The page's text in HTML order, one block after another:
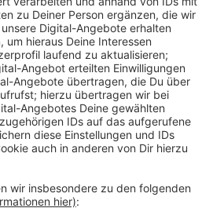
der Innenstadt für immer zu. Der
James Bond "Keine Zeit
des einstigen Filmpalast
gesagt, dass man durch
geraten war. Außerdem spürt
neuere Kinos wie z.B. in
aus Moers würden sich
das Kino
wiederbelebt werden